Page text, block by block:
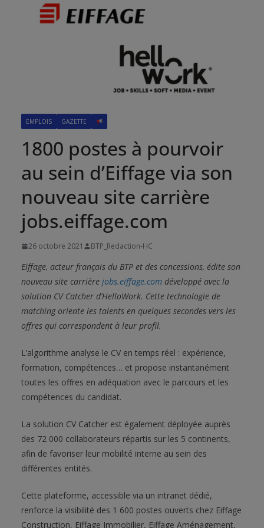
EMPLOIS GAZETTE
1800 postes à pourvoir
au sein d’Eiffage via son
nouveau site carrière
jobs.eiffage.com
26 octobre 2021 BTP_Redaction-HC
Eiffage, acteur français du BTP et des concessions, édite son
nouveau site carrière jobs.eiffage.com développé avec la
solution CV Catcher d’HelloWork. Cette technologie de
matching oriente les talents en quelques secondes vers les
offres qui correspondent à leur profil.
L’algorithme analyse le CV en temps réel : expérience,
formation, compétences… et propose instantanément
toutes les offres en adéquation avec le parcours et les
compétences du candidat.
La solution CV Catcher est également déployée auprès
des 72 000 collaborateurs répartis sur les 5 continents,
afin de favoriser leur mobilité interne au sein des
différentes entités.
Cette plateforme, accessible via un intranet dédié,
renforce la visibilité des 1 600 postes ouverts chez Eiffage
Construction, Eiffage Immobilier, Eiffage Aménagement,